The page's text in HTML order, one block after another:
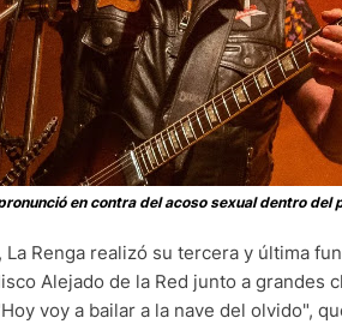
en contra del acoso sexual dentro del
La Renga realizó su tercera y última
Alejado de la Red junto a grandes
voy a bailar a la nave del olvido",